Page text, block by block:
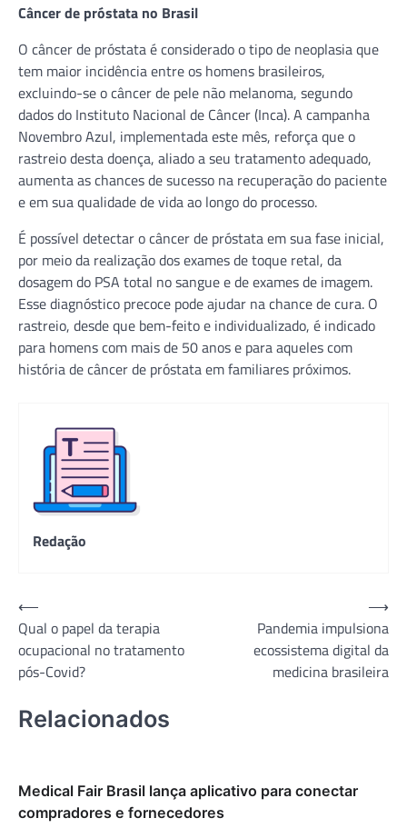
Câncer de próstata no Brasil
O câncer de próstata é considerado o tipo de neoplasia que
tem maior incidência entre os homens brasileiros,
excluindo-se o câncer de pele não melanoma, segundo
dados do Instituto Nacional de Câncer (Inca). A campanha
Novembro Azul, implementada este mês, reforça que o
rastreio desta doença, aliado a seu tratamento adequado,
aumenta as chances de sucesso na recuperação do paciente
e em sua qualidade de vida ao longo do processo.
É possível detectar o câncer de próstata em sua fase inicial,
por meio da realização dos exames de toque retal, da
dosagem do PSA total no sangue e de exames de imagem.
Esse diagnóstico precoce pode ajudar na chance de cura. O
rastreio, desde que bem-feito e individualizado, é indicado
para homens com mais de 50 anos e para aqueles com
história de câncer de próstata em familiares próximos.
Redação
Navegação
de
Post
⟵
Qual o papel da terapia
ocupacional no tratamento
pós-Covid?
Pandemia impulsiona
ecossistema digital da
medicina brasileira
⟶
Relacionados
Medical Fair Brasil lança aplicativo para conectar
compradores e fornecedores